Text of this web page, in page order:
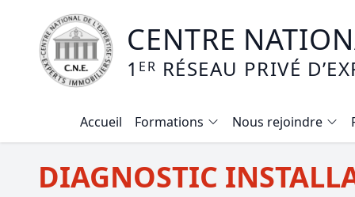
CENTRE
1 ER RÉSEAU PRIVÉ
Accueil
Formations
Formation expertise immobilière /
Nous rejoindre
DIAGNOSTIC